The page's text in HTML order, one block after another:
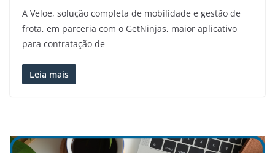
A Veloe, solução completa de mobilidade e gestão de
frota, em parceria com o GetNinjas, maior aplicativo
para contratação de
Leia mais